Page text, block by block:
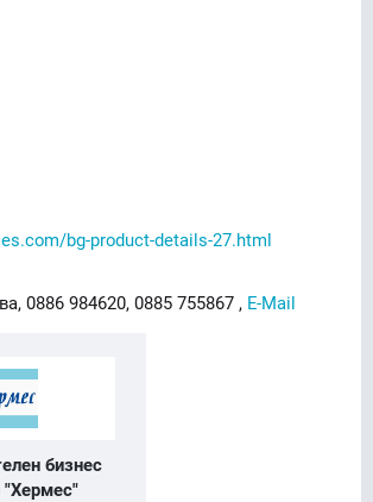
bg-product-details-27.html
0886 984620, 0885 755867 , E-Mail
бизнес